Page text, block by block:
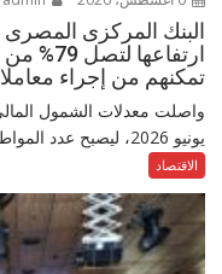
البنك المركزى
تمكنهم من إجراء
يونيو 2026، ليصبح عدد المواطنين...
الاقتصاد